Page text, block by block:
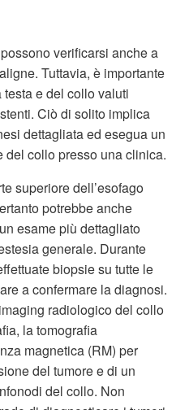
verificarsi anche a
Tuttavia, è importante
e del collo valuti
Ciò di solito implica
dettagliata ed esegua un
collo presso una clinica.
superiore dell’esofago
potrebbe anche
esame più dettagliato
generale. Durante
biopsie su tutte le
a confermare la diagnosi.
radiologico del collo
la tomografia
magnetica (RM) per
del tumore e di un
del collo. Non